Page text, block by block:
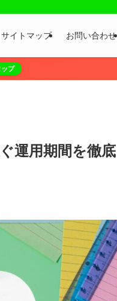
サイトマップ お問い合わせ
ップ
運用期間を徹底